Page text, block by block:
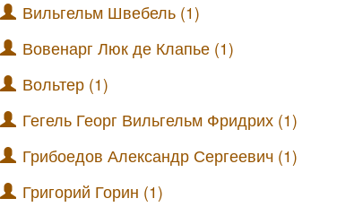
Вильгельм Швебель (1)
Вовенарг Люк де Клапье (1)
Вольтер (1)
Гегель Георг Вильгельм Фридрих (1)
Грибоедов Александр Сергеевич (1)
Григорий Горин (1)